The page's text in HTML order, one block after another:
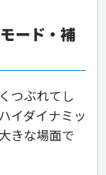
ード・補
つぶれてし
イダイナミッ
きな場面で